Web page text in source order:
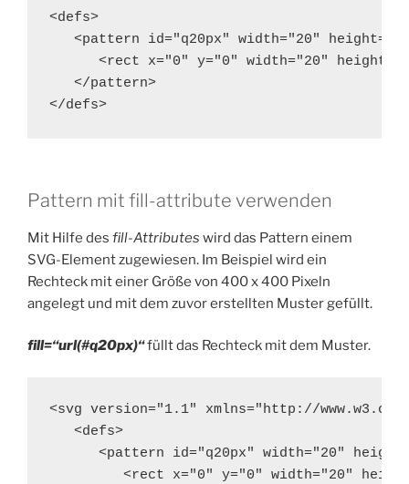
<defs>
<pattern id="q20px" width="20"
<rect x="0" y="0" width="20"
   </pattern>
</defs>
Pattern mit fill-attribute verwenden
Mit Hilfe des fill-Attributes wird das Pattern einem
SVG-Element zugewiesen. Im Beispiel wird ein
Rechteck mit einer Größe von 400 x 400 Pixeln
angelegt und mit dem zuvor erstellten Muster gefüllt.
fill=“url(#q20px)“füllt das Rechteck mit dem Muster.
<svg version="1.1" xmlns="http://
   <defs>
<pattern id="q20px" width="20"
<rect x="0" y="0" width="20"